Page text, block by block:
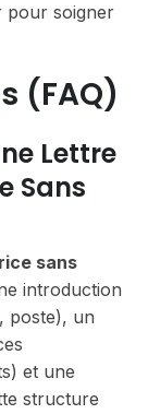
pour soigner
(FAQ)
Lettre
Sans
sans
introduction
poste), un
et une
structure